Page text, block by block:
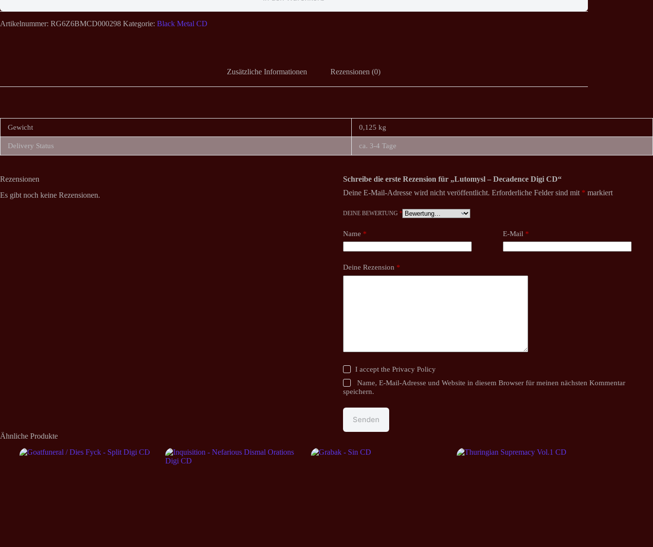
Artikelnummer: RG6Z6BMCD000298 Kategorie: Black Metal CD
Zusätzliche Informationen Rezensionen (0)
Gewicht 0,125 kg
Delivery Status ca. 3-4 Tage
Rezensionen
Es gibt noch keine Rezensionen.
Schreibe die erste Rezension für „Lutomysl – Decadence Digi CD“
Deine E-Mail-Adresse wird nicht veröffentlicht. Erforderliche Felder sind mit * markiert
DEINE BEWERTUNG *
Name * E-Mail *
Deine Rezension *
I accept the Privacy Policy
Name, E-Mail-Adresse und Website in diesem Browser für meinen nächsten Kommentar
speichern.
Senden
Ähnliche Produkte